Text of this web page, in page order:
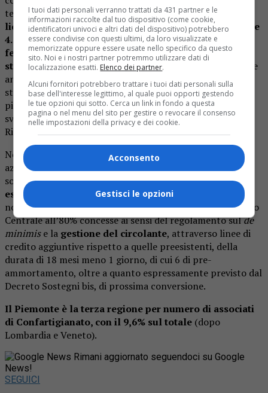
territorio rappresenta un modello.Supporto alla
liquidità, rilancio degli investimentiper la Transizione
4.0
crescita sostenibile, iniziative per imprenditoria
femminile, inclusività socialeeprogetti di finanza
straordinariasono al centro dellapartnership
che include
anche i nuovi strumenti di
Motore Italia, il programma
strategico avviato da Intesa Sanpaolo per il rilancio delle
piccole e medie imprese attraverso nuovi progetti di
sviluppo in linea con gli obiettivi del Piano Nazionale di
Ripresa e Resilienza.
Nell’ambito dell’accordo, Intesa Sanpaolo fornisce alle
aziende associate
nuove
soluzioni come l’allungamento dei finanziamenti in
essere fino a 15 anni, facendo leva sull’attuale quadro
normativo che consente l’utilizzo delle garanzie del Fondo
Centrale all’80% concesse ai sensi del regolamento sulde
minimise la gestione del circolante, attraverso linee di
credito aggiuntive rispetto a quelle preesistenti, della
durata di 18 mesi meno 1 giorno, di cui 6 di pre-
ammortamento, oltre a quanto espressamente previsto dal
Decreto Sostegni bis, di prossima conversione.
Il Piemonte è la terza regione per numero di associati
di Confartigianato, con il 9,6% sul totale (dopo
Lombardia e Veneto).
Rimani aggiornato seguendoci su Google
News!
SEGUICI
I tuoi dati personali verranno trattati da 431 partner e le
informazioni raccolte dal tuo dispositivo (come cookie,
identificatori univoci e altri dati del dispositivo) potrebbero
essere condivise con questi ultimi, da loro visualizzate e
memorizzate oppure essere usate nello specifico da questo
sito. Noi e i nostri partner potremmo utilizzare dati di
localizzazione esatti. Elenco dei partner.
Alcuni fornitori potrebbero trattare i tuoi dati personali sulla
base dell'interesse legittimo, al quale puoi opporti gestendo
le tue opzioni qui sotto. Cerca un link in fondo a questa
pagina o nel menu del sito per gestire o revocare il consenso
nelle impostazioni della privacy e dei cookie.
Acconsento
Gestisci le opzioni